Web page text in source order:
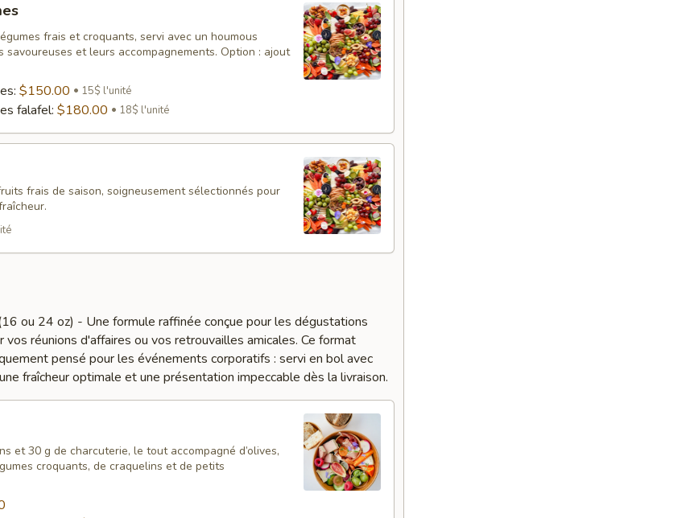
frais et croquants, servi avec un houmous
savoureuses et leurs accompagnements. Option : ajout
$150.00 15$ l'unité
falafel: $180.00 18$ l'unité
frais de saison, soigneusement sélectionnés pour
ou 24 oz) - Une formule raffinée conçue pour les dégustations
vos réunions d'affaires ou vos retrouvailles amicales. Ce format
pensé pour les événements corporatifs : servi en bol avec
fraîcheur optimale et une présentation impeccable dès la livraison.
et 30 g de charcuterie, le tout accompagné d’olives,
croquants, de craquelins et de petits